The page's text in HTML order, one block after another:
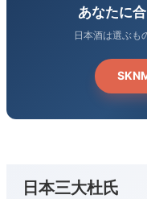
あなたに
日本酒は選ぶも
日本三大杜氏